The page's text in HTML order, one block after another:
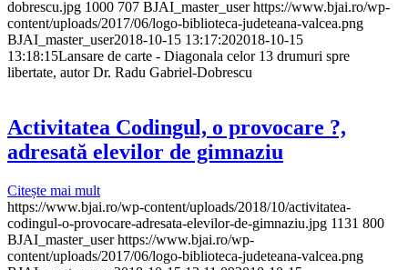
dobrescu.jpg 1000 707 BJAI_master_user https://www.bjai.ro/wp-
content/uploads/2017/06/logo-biblioteca-judeteana-valcea.png
BJAI_master_user2018-10-15 13:17:202018-10-15
13:18:15Lansare de carte - Diagonala celor 13 drumuri spre
libertate, autor Dr. Radu Gabriel-Dobrescu
Activitatea Codingul, o provocare ?,
adresată elevilor de gimnaziu
Citește mai mult
https://www.bjai.ro/wp-content/uploads/2018/10/activitatea-
codingul-o-provocare-adresata-elevilor-de-gimnaziu.jpg 1131 800
BJAI_master_user https://www.bjai.ro/wp-
content/uploads/2017/06/logo-biblioteca-judeteana-valcea.png